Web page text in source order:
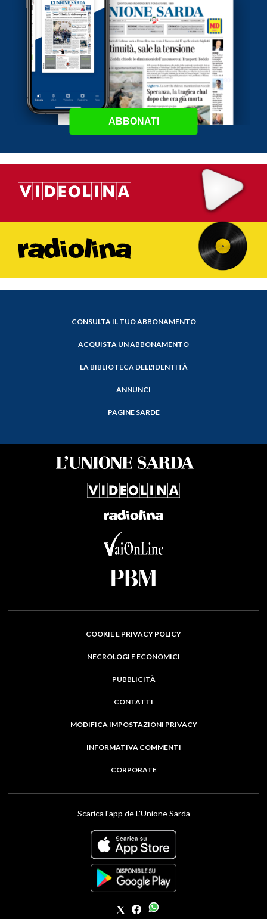
ABBONATI
CONSULTA IL TUO ABBONAMENTO
ACQUISTA UN ABBONAMENTO
LA BIBLIOTECA DELL'IDENTITÀ
ANNUNCI
PAGINE SARDE
COOKIE E PRIVACY POLICY
NECROLOGI E ECONOMICI
PUBBLICITÀ
CONTATTI
MODIFICA IMPOSTAZIONI PRIVACY
INFORMATIVA COMMENTI
CORPORATE
Scarica l'app de L'Unione Sarda